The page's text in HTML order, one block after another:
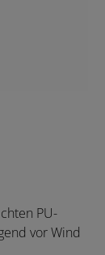
PU-
vor Wind